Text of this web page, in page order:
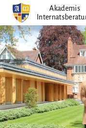
Zum
Inhalt
springen
Akademis